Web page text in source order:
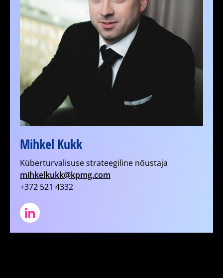
Mihkel Kukk
Küberturvalisuse strateegiline nõustaja
mihkelkukk@kpmg.com
+372 521 4332